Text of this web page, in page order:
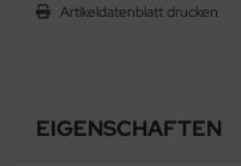
Artikeldatenblatt drucken
EIGENSCHAFTEN